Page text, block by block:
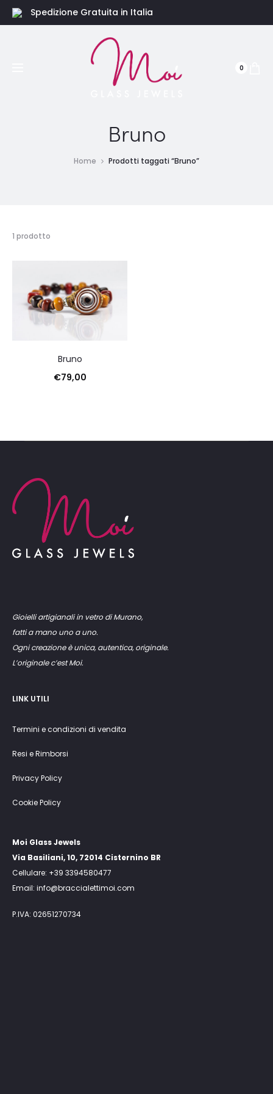
Spedizione Gratuita in Italia
0
Bruno
Home Prodotti taggati “Bruno”
1 prodotto
Bruno
€79,00
Gioielli artigianali in vetro di Murano,
fatti a mano uno a uno.
Ogni creazione è unica, autentica, originale.
L’originale c’est Moi.
LINK UTILI
Termini e condizioni di vendita
Resi e Rimborsi
Privacy Policy
Cookie Policy
Moi Glass Jewels
Via Basiliani, 10, 72014 Cisternino BR
Cellulare: +39 3394580477
Email: info@braccialettimoi.com
P.IVA: 02651270734